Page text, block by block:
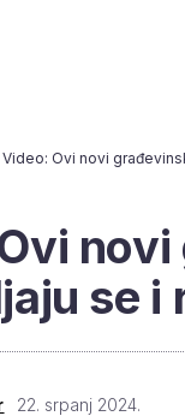
se i
22. srpanj 2024.